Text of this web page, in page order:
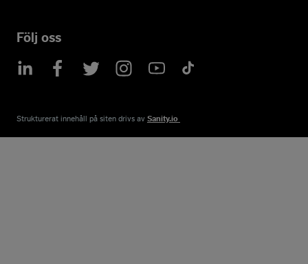
Följ oss
Strukturerat innehåll på siten drivs av​ Sanity.io